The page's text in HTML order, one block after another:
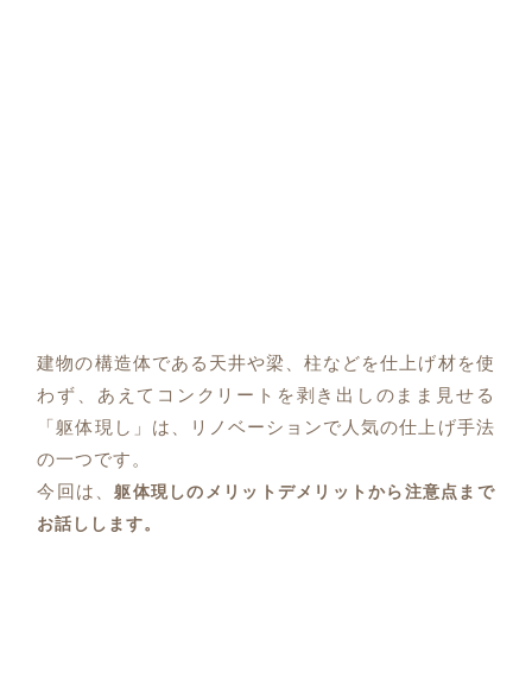
建物の構造体である天井や梁、柱などを仕上げ材を使
わず、あえてコンクリートを剥き出しのまま見せる
「躯体現し」は、リノベーションで人気の仕上げ手法
の一つです。
今回は、躯体現しのメリットデメリットから注意点まで
お話しします。